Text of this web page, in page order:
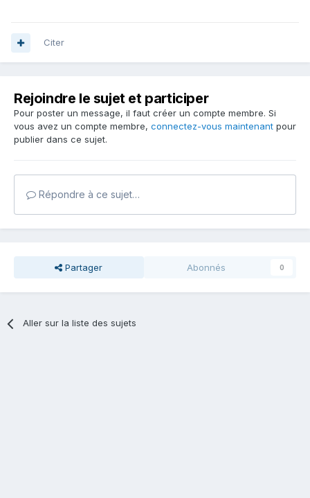
Citer
Rejoindre le sujet et participer
Pour poster un message, il faut créer un compte membre. Si
vous avez un compte membre, connectez-vous maintenant pour
publier dans ce sujet.
Répondre à ce sujet…
Partager Abonnés 0
Aller sur la liste des sujets